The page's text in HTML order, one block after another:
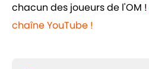
chacun des joueurs de l'OM !
chaîne YouTube !